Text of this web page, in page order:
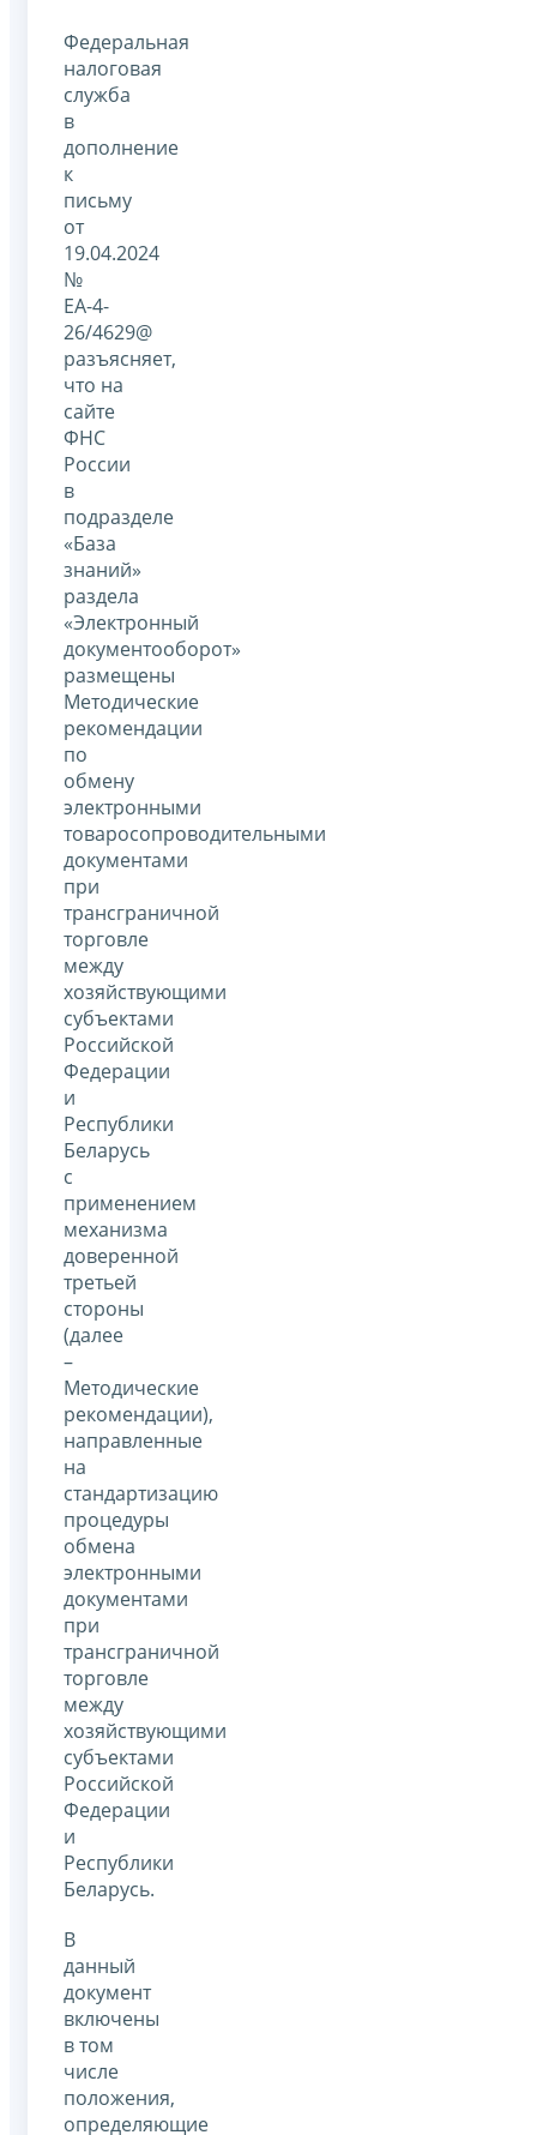
Федеральная
налоговая
служба
в
дополнение
к
письму
от
19.04.2024
№
ЕА-4-
26/4629@
разъясняет,
что на
сайте
ФНС
России
в
подразделе
«База
знаний»
раздела
«Электронный
документооборот»
размещены
Методические
рекомендации
по
обмену
электронными
товаросопроводительными
документами
при
трансграничной
торговле
между
хозяйствующими
субъектами
Российской
Федерации
и
Республики
Беларусь
с
применением
механизма
доверенной
третьей
стороны
(далее
–
Методические
рекомендации),
направленные
на
стандартизацию
процедуры
обмена
электронными
документами
при
трансграничной
торговле
между
хозяйствующими
субъектами
Российской
Федерации
и
Республики
Беларусь.
В
данный
документ
включены
в том
числе
положения,
определяющие